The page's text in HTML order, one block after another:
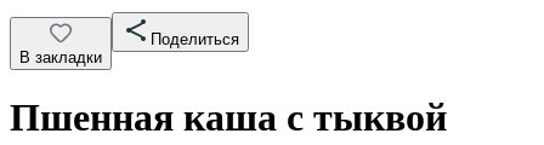
В закладки
Поделиться
Пшенная каша с тыквой